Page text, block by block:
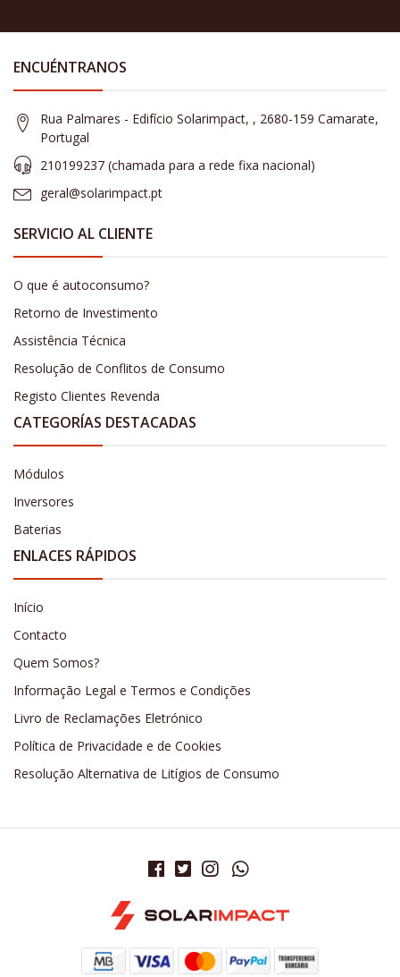
ENCUÉNTRANOS
Rua Palmares - Edifício Solarimpact, , 2680-159 Camarate,
Portugal
210199237 (​chamada para a rede fixa nacional)
geral@solarimpact.pt
SERVICIO AL CLIENTE
O que é autoconsumo?
Retorno de Investimento
Assistência Técnica
Resolução de Conflitos de Consumo
Registo Clientes Revenda
CATEGORÍAS DESTACADAS
Módulos
Inversores
Baterias
ENLACES RÁPIDOS
Início
Contacto
Quem Somos?
Informação Legal e Termos e Condições
Livro de Reclamações Eletrónico
Política de Privacidade e de Cookies
Resolução Alternativa de Litígios de Consumo